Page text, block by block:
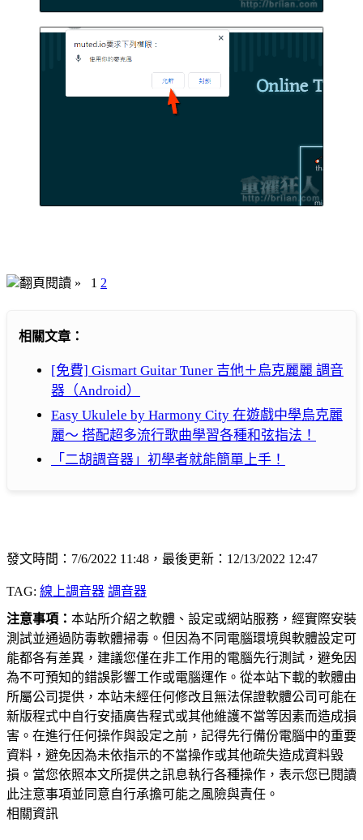
翻頁閱讀 » 1 2
相關文章：
[免費] Gismart Guitar Tuner 吉他＋烏克麗麗 調音
器（Android）
Easy Ukulele by Harmony City 在遊戲中學烏克麗
麗～ 搭配超多流行歌曲學習各種和弦指法！
「二胡調音器」初學者就能簡單上手！
發文時間：7/6/2022 11:48，最後更新：12/13/2022 12:47
TAG: 線上調音器 調音器
注意事項： 本站所介紹之軟體、設定或網站服務，經實際安裝
測試並通過防毒軟體掃毒。但因為不同電腦環境與軟體設定可
能都各有差異，建議您僅在非工作用的電腦先行測試，避免因
為不可預知的錯誤影響工作或電腦運作。從本站下載的軟體由
所屬公司提供，本站未經任何修改且無法保證軟體公司可能在
新版程式中自行安插廣告程式或其他維護不當等因素而造成損
害。在進行任何操作與設定之前，記得先行備份電腦中的重要
資料，避免因為未依指示的不當操作或其他疏失造成資料毀
損。當您依照本文所提供之訊息執行各種操作，表示您已閱讀
此注意事項並同意自行承擔可能之風險與責任。
相關資訊